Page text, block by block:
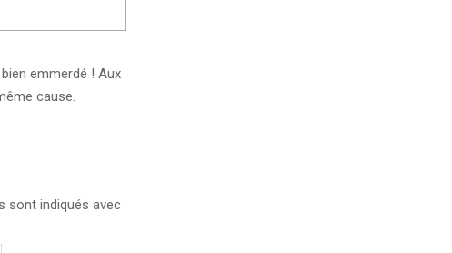
emmerdé ! Aux
cause.
sont indiqués avec